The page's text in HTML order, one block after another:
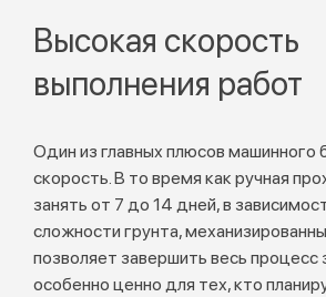
Высокая скорость
выполнения работ
Один из главных плюсов машинного
скорость. В то время как ручная
занять от 7 до 14 дней, в
сложности грунта,
позволяет завершить весь процесс
особенно ценно для тех, кто